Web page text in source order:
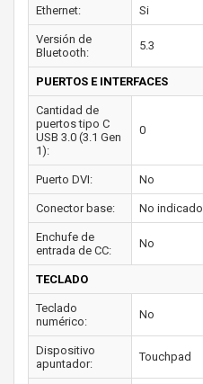
Ethernet: Si
Versión de
Bluetooth:
5.3
PUERTOS E INTERFACES
Cantidad de
puertos tipo C
USB 3.0 (3.1 Gen
1):
0
Puerto DVI: No
Conector base: No indicado
Enchufe de
entrada de CC:
No
TECLADO
Teclado
numérico:
No
Dispositivo
apuntador:
Touchpad